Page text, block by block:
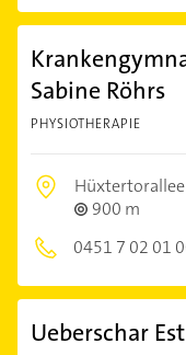
Sabine Röhrs
PHYSIOTHERAPIE
Hüxtertorallee
900 m
0451 7 02 01
Ueberschar